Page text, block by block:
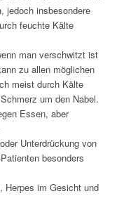
jedoch insbesondere
feuchte Kälte
man verschwitzt ist
zu allen möglichen
meist durch Kälte
um den Nabel.
Essen, aber
Unterdrückung von
besonders
Herpes im Gesicht und